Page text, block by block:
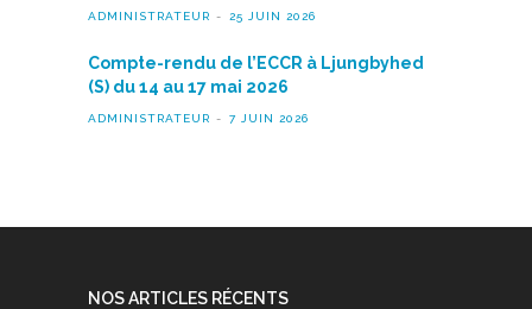
ADMINISTRATEUR 25 JUIN 2026
Compte-rendu de l’ECCR à Ljungbyhed
(S) du 14 au 17 mai 2026
ADMINISTRATEUR 7 JUIN 2026
NOS ARTICLES RÉCENTS